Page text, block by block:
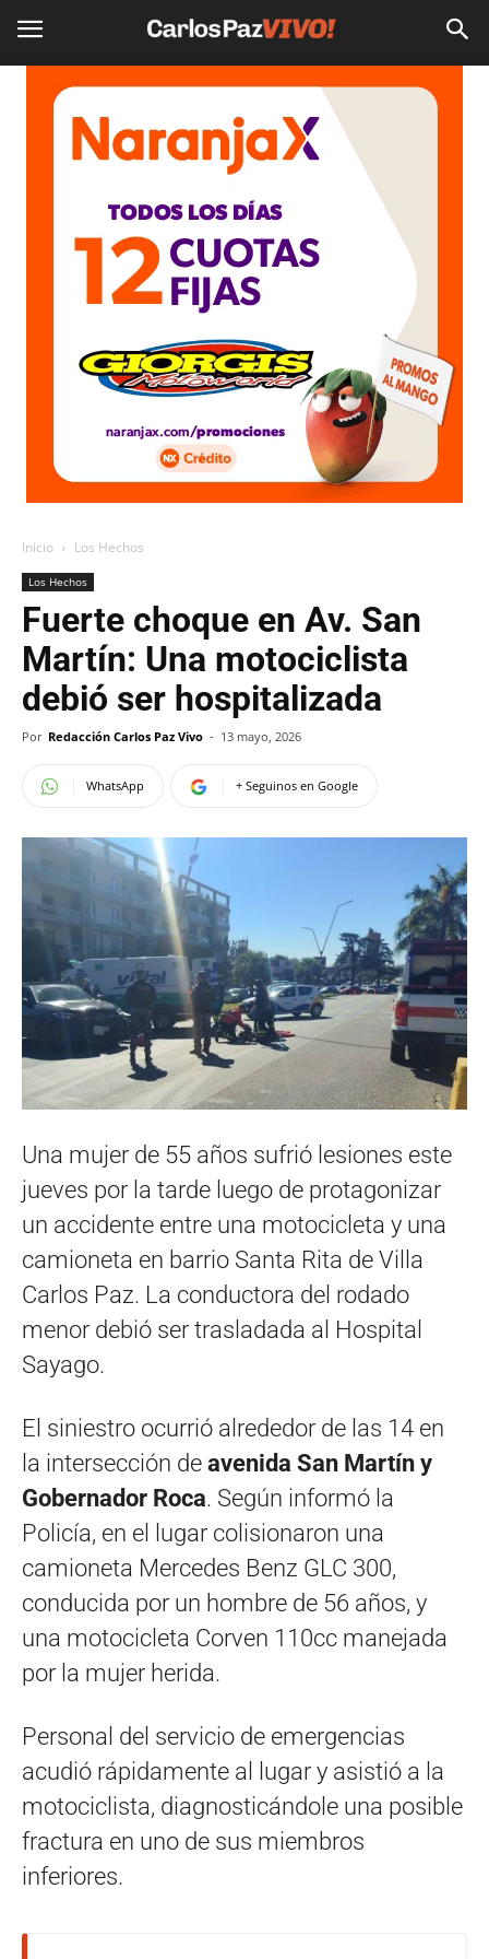
Inicio Los Hechos
Los Hechos
Fuerte choque en Av. San
Martín: Una motociclista
debió ser hospitalizada
Por Redacción Carlos Paz Vivo - 13 mayo, 2026
WhatsApp + Seguinos en Google
Una mujer de 55 años sufrió lesiones este
jueves por la tarde luego de protagonizar
un accidente entre una motocicleta y una
camioneta en barrio Santa Rita de Villa
Carlos Paz. La conductora del rodado
menor debió ser trasladada al Hospital
Sayago.
El siniestro ocurrió alrededor de las 14 en
la intersección de avenida San Martín y
Gobernador Roca. Según informó la
Policía, en el lugar colisionaron una
camioneta Mercedes Benz GLC 300,
conducida por un hombre de 56 años, y
una motocicleta Corven 110cc manejada
por la mujer herida.
Personal del servicio de emergencias
acudió rápidamente al lugar y asistió a la
motociclista, diagnosticándole una posible
fractura en uno de sus miembros
inferiores.